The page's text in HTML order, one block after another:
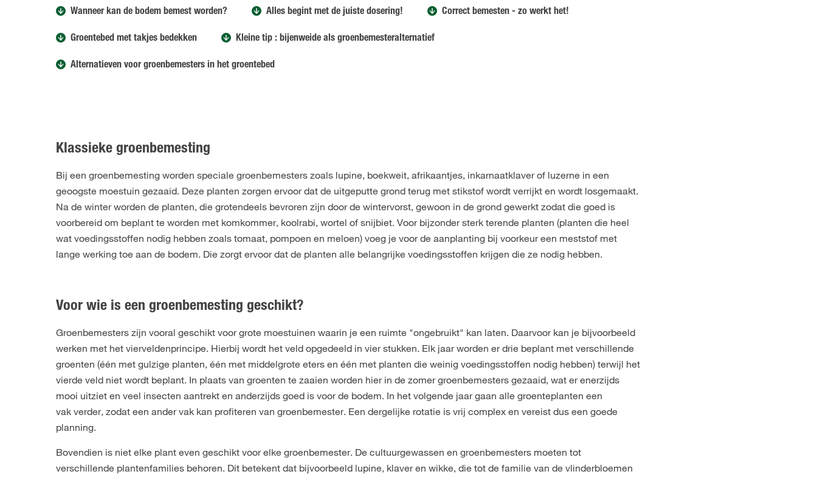
Wanneer kan de bodem bemest worden? Alles begint met de juiste dosering! Correct bemesten - zo werkt het!
Groentebed met takjes bedekken Kleine tip : bijenweide als groenbemesteralternatief
Alternatieven voor groenbemesters in het groentebed
Klassieke groenbemesting
Bij een groenbemesting worden speciale groenbemesters zoals lupine, boekweit, afrikaantjes, inkarnaatklaver of luzerne in een
geoogste moestuin gezaaid. Deze planten zorgen ervoor dat de uitgeputte grond terug met stikstof wordt verrijkt en wordt losgemaakt.
Na de winter worden de planten, die grotendeels bevroren zijn door de wintervorst, gewoon in de grond gewerkt zodat die goed is
voorbereid om beplant te worden met komkommer, koolrabi, wortel of snijbiet. Voor bijzonder sterk terende planten (planten die heel
wat voedingsstoffen nodig hebben zoals tomaat, pompoen en meloen) voeg je voor de aanplanting bij voorkeur een meststof met
lange werking toe aan de bodem. Die zorgt ervoor dat de planten alle belangrijke voedingsstoffen krijgen die ze nodig hebben.
Voor wie is een groenbemesting geschikt?
Groenbemesters zijn vooral geschikt voor grote moestuinen waarin je een ruimte "ongebruikt" kan laten. Daarvoor kan je bijvoorbeeld
werken met het vierveldenprincipe. Hierbij wordt het veld opgedeeld in vier stukken. Elk jaar worden er drie beplant met verschillende
groenten (één met gulzige planten, één met middelgrote eters en één met planten die weinig voedingsstoffen nodig hebben) terwijl het
vierde veld niet wordt beplant. In plaats van groenten te zaaien worden hier in de zomer groenbemesters gezaaid, wat er enerzijds
mooi uitziet en veel insecten aantrekt en anderzijds goed is voor de bodem. In het volgende jaar gaan alle groenteplanten een
vak verder, zodat een ander vak kan profiteren van groenbemester. Een dergelijke rotatie is vrij complex en vereist dus een goede
planning.
Bovendien is niet elke plant even geschikt voor elke groenbemester. De cultuurgewassen en groenbemesters moeten tot
verschillende plantenfamilies behoren. Dit betekent dat bijvoorbeeld lupine, klaver en wikke, die tot de familie van de vlinderbloemen